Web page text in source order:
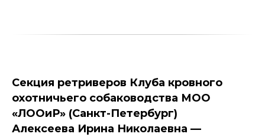
Секция ретриверов Клуба кровного
охотничьего собаководства МОО
«ЛООиР» (Санкт-Петербург)
Алексеева Ирина Николаевна —